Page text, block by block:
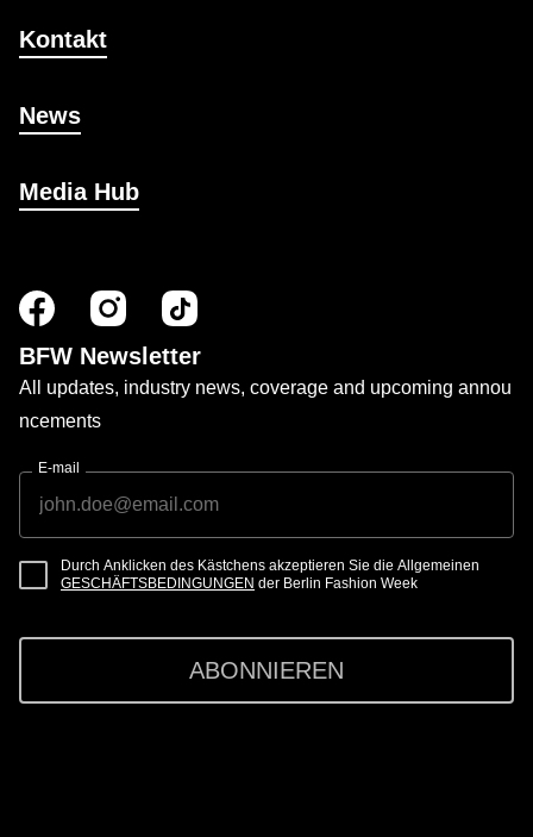
Kontakt
News
Media Hub
BFW Newsletter
All updates, industry news, coverage and upcoming annou
ncements
E-mail
Durch Anklicken des Kästchens akzeptieren Sie die Allgemeinen
GESCHÄFTSBEDINGUNGEN der Berlin Fashion Week
ABONNIEREN